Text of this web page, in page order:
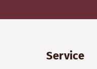
Service